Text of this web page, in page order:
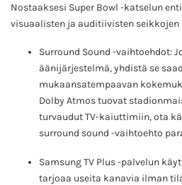
Nostaaksesi Super Bowl -katselun
visuaalisten ja auditiivisten
Surround Sound -vaihtoehdot:
äänijärjestelmä, yhdistä se
mukaansatempaavan
Dolby Atmos tuovat
turvaudut TV-kaiuttimiin, ota
surround sound -vaihtoehto
Samsung TV Plus -palvelun
tarjoaa useita kanavia ilman